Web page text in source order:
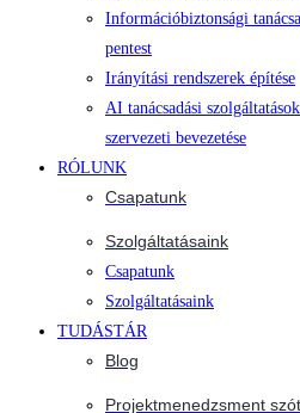
Információbiztonsági
pentest
Irányítási rendszerek építése
AI tanácsadási
szervezeti bevezetése
RÓLUNK
Csapatunk
Szolgáltatásaink
Csapatunk
Szolgáltatásaink
TUDÁSTÁR
Blog
Projektmenedzsment